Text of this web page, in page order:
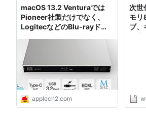
macOS 13.2 Venturaでは
Pioneer社製だけでなく、
LogitecなどのBlu-rayドラ
るので注意を。
applech2.com
次世
モ
ブ、